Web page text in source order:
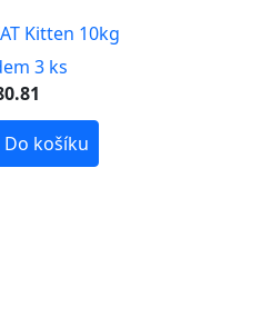
Kitten 10kg
3 ks
Do košíku